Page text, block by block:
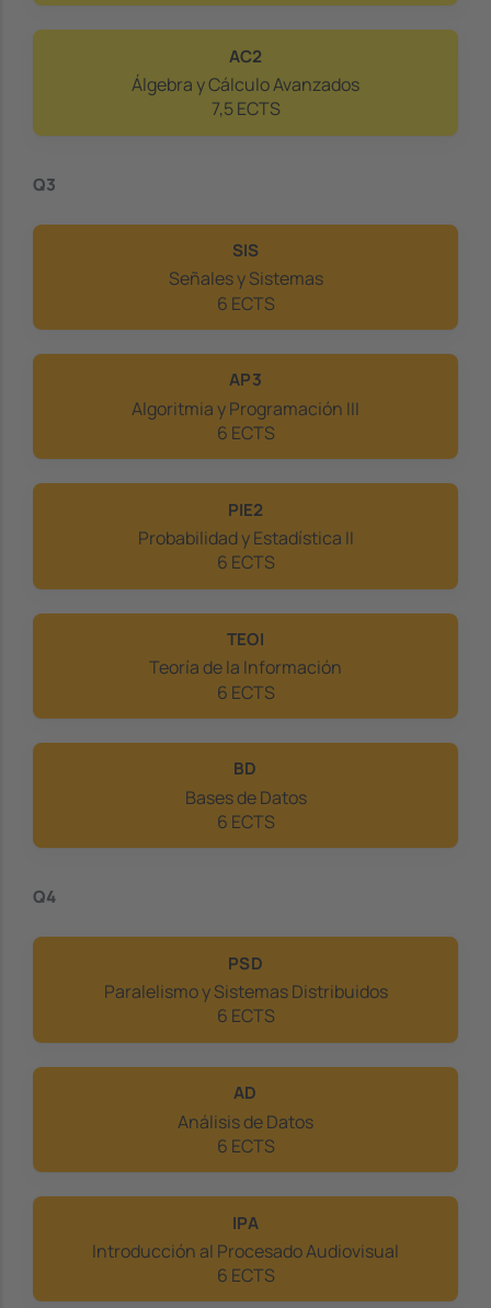
AC2
Álgebra y Cálculo Avanzados
7,5 ECTS
Q3
SIS
Señales y Sistemas
6 ECTS
AP3
Algoritmia y Programación III
6 ECTS
PIE2
Probabilidad y Estadística II
6 ECTS
TEOI
Teoría de la Información
6 ECTS
BD
Bases de Datos
6 ECTS
Q4
PSD
Paralelismo y Sistemas Distribuidos
6 ECTS
AD
Análisis de Datos
6 ECTS
IPA
Introducción al Procesado Audiovisual
6 ECTS